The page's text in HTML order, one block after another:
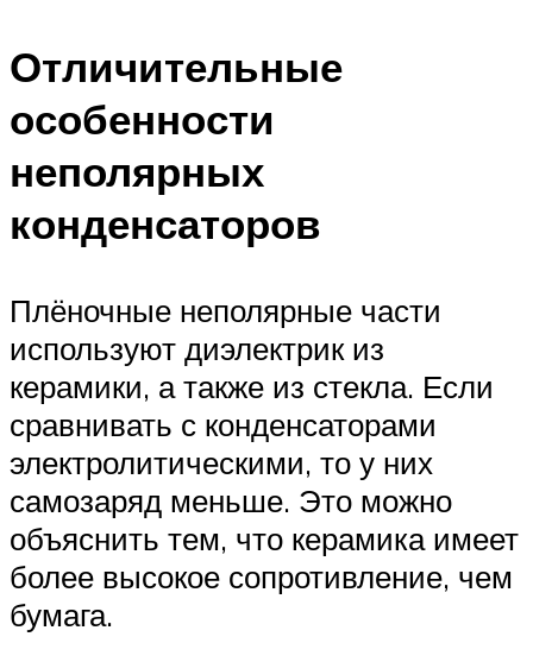
Отличительные
особенности
неполярных
конденсаторов
Плёночные неполярные части
используют диэлектрик из
керамики, а также из стекла. Если
сравнивать с конденсаторами
электролитическими, то у них
самозаряд меньше. Это можно
объяснить тем, что керамика имеет
более высокое сопротивление, чем
бумага.